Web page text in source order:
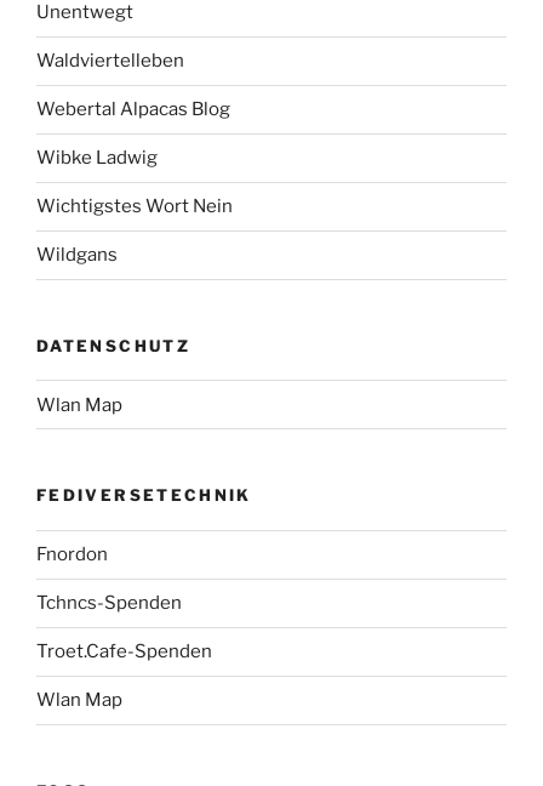
Unentwegt
Waldviertelleben
Webertal Alpacas Blog
Wibke Ladwig
Wichtigstes Wort Nein
Wildgans
DATENSCHUTZ
Wlan Map
FEDIVERSETECHNIK
Fnordon
Tchncs-Spenden
Troet.Cafe-Spenden
Wlan Map